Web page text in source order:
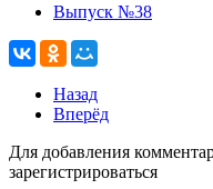
Выпуск №38
Назад
Вперёд
Для добавления
зарегистрироваться